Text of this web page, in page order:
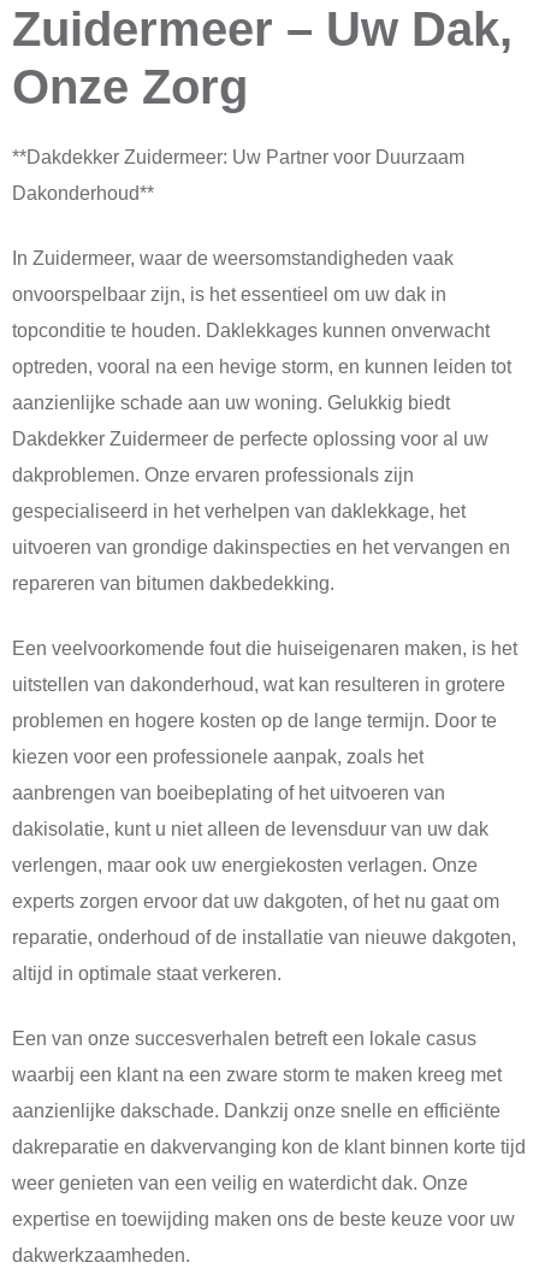
Zuidermeer – Uw Dak,
Onze Zorg
**Dakdekker Zuidermeer: Uw Partner voor Duurzaam
Dakonderhoud**
In Zuidermeer, waar de weersomstandigheden vaak
onvoorspelbaar zijn, is het essentieel om uw dak in
topconditie te houden. Daklekkages kunnen onverwacht
optreden, vooral na een hevige storm, en kunnen leiden tot
aanzienlijke schade aan uw woning. Gelukkig biedt
Dakdekker Zuidermeer de perfecte oplossing voor al uw
dakproblemen. Onze ervaren professionals zijn
gespecialiseerd in het verhelpen van daklekkage, het
uitvoeren van grondige dakinspecties en het vervangen en
repareren van bitumen dakbedekking.
Een veelvoorkomende fout die huiseigenaren maken, is het
uitstellen van dakonderhoud, wat kan resulteren in grotere
problemen en hogere kosten op de lange termijn. Door te
kiezen voor een professionele aanpak, zoals het
aanbrengen van boeibeplating of het uitvoeren van
dakisolatie, kunt u niet alleen de levensduur van uw dak
verlengen, maar ook uw energiekosten verlagen. Onze
experts zorgen ervoor dat uw dakgoten, of het nu gaat om
reparatie, onderhoud of de installatie van nieuwe dakgoten,
altijd in optimale staat verkeren.
Een van onze succesverhalen betreft een lokale casus
waarbij een klant na een zware storm te maken kreeg met
aanzienlijke dakschade. Dankzij onze snelle en efficiënte
dakreparatie en dakvervanging kon de klant binnen korte tijd
weer genieten van een veilig en waterdicht dak. Onze
expertise en toewijding maken ons de beste keuze voor uw
dakwerkzaamheden.